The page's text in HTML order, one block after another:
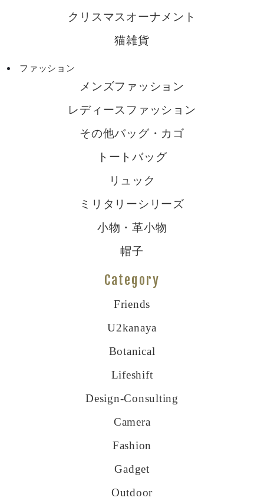
クリスマスオーナメント
猫雑貨
ファッション
メンズファッション
レディースファッション
その他バッグ・カゴ
トートバッグ
リュック
ミリタリーシリーズ
小物・革小物
帽子
Category
Friends
U2kanaya
Botanical
Lifeshift
Design-Consulting
Camera
Fashion
Gadget
Outdoor